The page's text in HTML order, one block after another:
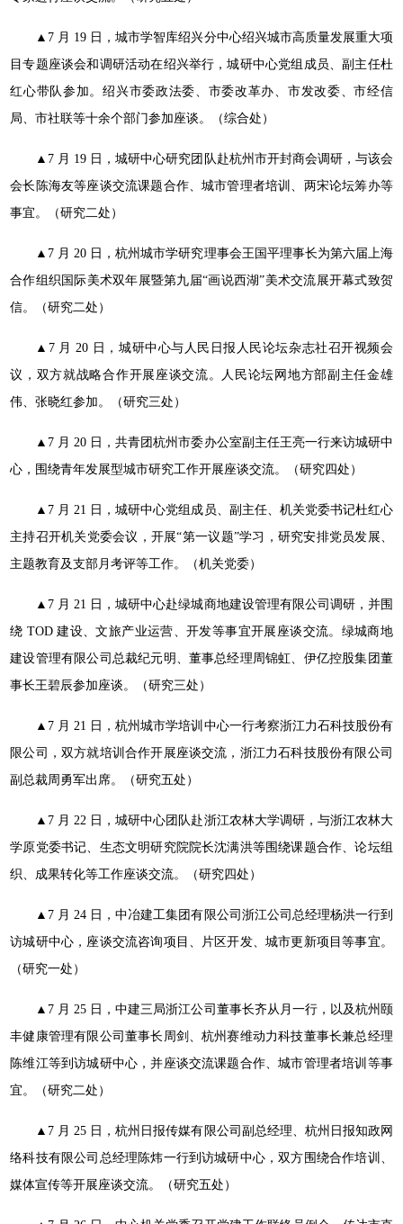
▲7 月 19 日，城市学智库绍兴分中心绍兴城市高质量发展重大项
目专题座谈会和调研活动在绍兴举行，城研中心党组成员、 副主任杜
红心带队参加。绍兴市委政法委、市委改革办、市发改委、市经信
局、市社联等十余个部门参加座谈。（综合处）
▲7 月 19 日，城研中心研究团队赴杭州市开封商会调研， 与该会
会长陈海友等座谈交流课题合作、城市管理者培训、两宋论坛筹办等
事宜。（研究二处）
▲7 月 20 日，杭州城市学研究理事会王国平理事长为第六届上海
合作组织国际美术双年展暨第九届“画说西湖”美术交流展开幕式致贺
信。（研究二处）
▲7 月 20 日，城研中心与人民日报人民论坛杂志社召开视频会
议，双方就战略合作开展座谈交流。人民论坛网地方部副主任金雄
伟、张晓红参加。（研究三处）
▲7 月 20 日，共青团杭州市委办公室副主任王亮一行来访城研中
心，围绕青年发展型城市研究工作开展座谈交流。（研究四处）
▲7 月 21 日，城研中心党组成员、副主任、机关党委书记杜红心
主持召开机关党委会议，开展“第一议题”学习，研究安排党员发展、
主题教育及支部月考评等工作。（机关党委）
▲7 月 21 日，城研中心赴绿城商地建设管理有限公司调研， 并围
绕 TOD 建设、文旅产业运营、开发等事宜开展座谈交流。绿城商地
建设管理有限公司总裁纪元明、董事总经理周锦虹、伊亿控股集团董
事长王碧辰参加座谈。（研究三处）
▲7 月 21 日，杭州城市学培训中心一行考察浙江力石科技股份有
限公司，双方就培训合作开展座谈交流，浙江力石科技股份有限公司
副总裁周勇军出席。（研究五处）
▲7 月 22 日，城研中心团队赴浙江农林大学调研，与浙江农林大
学原党委书记、生态文明研究院院长沈满洪等围绕课题合作、论坛组
织、成果转化等工作座谈交流。（研究四处）
▲7 月 24 日，中冶建工集团有限公司浙江公司总经理杨洪一行到
访城研中心，座谈交流咨询项目、片区开发、城市更新项 目等事宜。
（研究一处）
▲7 月 25 日，中建三局浙江公司董事长齐从月一行，以及杭州颐
丰健康管理有限公司董事长周剑、杭州赛维动力科技董事长兼总经理
陈维江等到访城研中心，并座谈交流课题合作、城市管理者培训等事
宜。（研究二处）
▲7 月 25 日，杭州日报传媒有限公司副总经理、杭州日报知政网
络科技有限公司总经理陈炜一行到访城研中心，双方围绕合作培训、
媒体宣传等开展座谈交流。（研究五处）